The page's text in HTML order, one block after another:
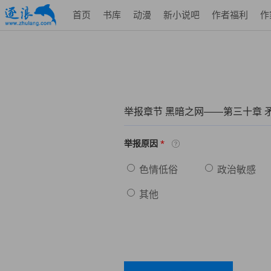
首页 书库 动漫 新小说吧 作者福利 作
举报章节 黑暗之网——第三十章
举报原因 *
色情低俗 政治敏感
其他